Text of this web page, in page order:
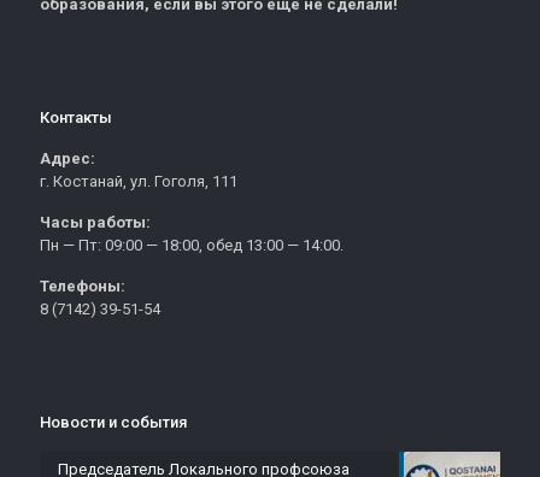
образования, если вы этого еще не сделали!
Контакты
Адрес:
г. Костанай, ул. Гоголя, 111
Часы работы:
Пн — Пт: 09:00 — 18:00, обед 13:00 — 14:00.
Телефоны:
8 (7142) 39-51-54
Новости и события
Председатель Локального профсоюза